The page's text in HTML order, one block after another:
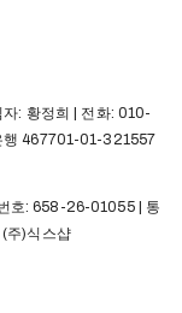
: 황정희 | 전화: 010-
행 467701-01-321557
호:658-26-01055| 통
(주)식스샵